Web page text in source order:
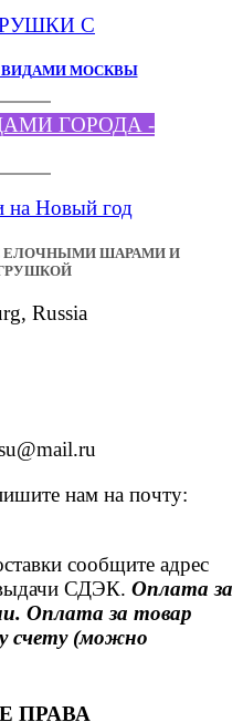
МОСКВЫ
ГОРОДА -
ЕЛОЧНЫМИ ШАРАМИ И
Russia
нам на почту:
сообщите адрес
СДЭК. Оплата за
Оплата за товар
счету (можно
ПРАВА